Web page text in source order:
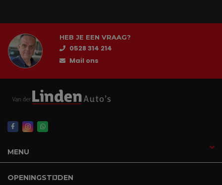
HEB JE EEN VRAAG?
0528 314 214
Mail ons
MENU
OPENINGSTIJDEN